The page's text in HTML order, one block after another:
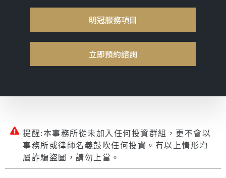
明冠服務項目
立即預約諮詢
提醒:本事務所從未加入任何投資群組，更不會以
事務所或律師名義鼓吹任何投資。有以上情形均
屬詐騙盜圖，請勿上當。